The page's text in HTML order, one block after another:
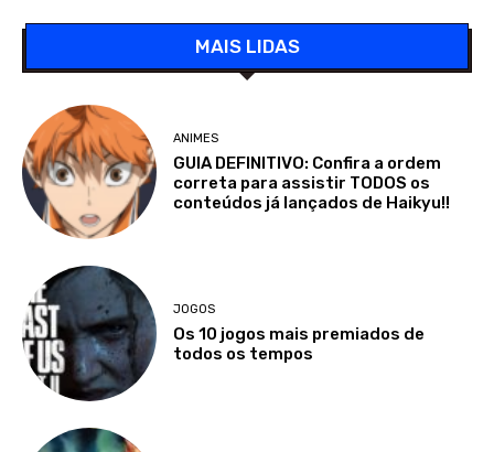
MAIS LIDAS
ANIMES
GUIA DEFINITIVO: Confira a ordem
correta para assistir TODOS os
conteúdos já lançados de Haikyu!!
JOGOS
Os 10 jogos mais premiados de
todos os tempos